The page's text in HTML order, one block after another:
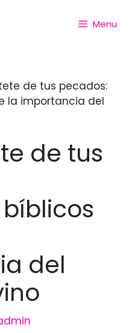
Menu
de tus pecados:
la importancia del
de tus
del